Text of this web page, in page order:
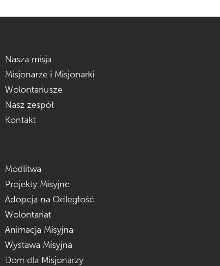
Nasza misja
Misjonarze i Misjonarki
Wolontariusze
Nasz zespół
Kontakt
Modlitwa
Projekty Misyjne
Adopcja na Odległość
Wolontariat
Animacja Misyjna
Wystawa Misyjna
Dom dla Misjonarzy